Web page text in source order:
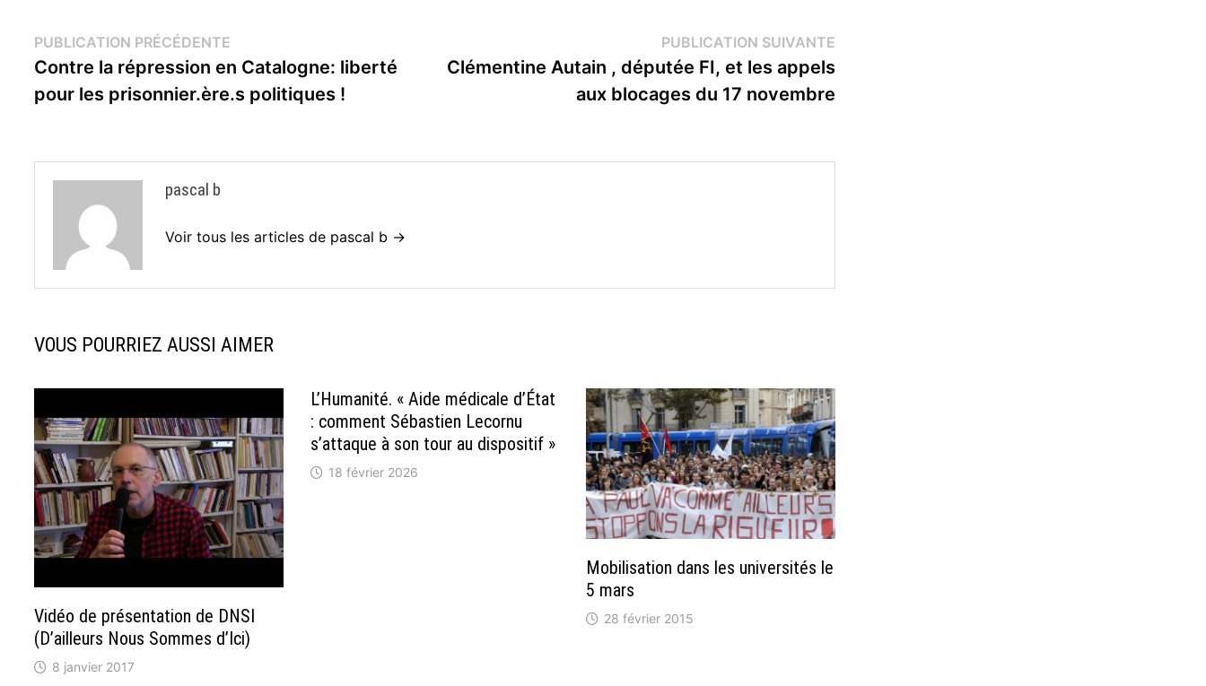
Navigation
de
l’article
PUBLICATION PRÉCÉDENTE
précédente :
Contre la répression en Catalogne: liberté
pour les prisonnier.ère.s politiques !
PUBLICATION SUIVANTEPublication
suivante :
Clémentine Autain , députée FI, et les appels
aux blocages du 17 novembre
pascal b
Voir tous les articles de pascal b →
VOUS POURRIEZ AUSSI AIMER
Vidéo de présentation de DNSI
(D’ailleurs Nous Sommes d’Ici)
8 janvier 2017
L’Humanité. « Aide médicale d’État
: comment Sébastien Lecornu
s’attaque à son tour au dispositif »
18 février 2026
Mobilisation dans les universités le
5 mars
28 février 2015